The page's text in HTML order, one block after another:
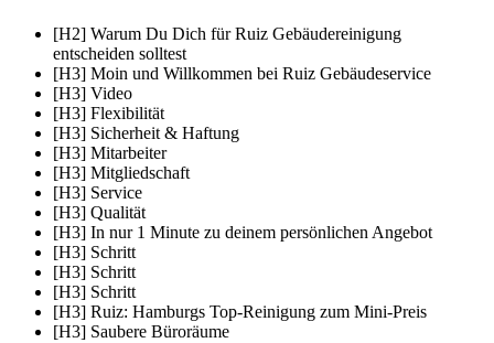
[H2] Warum Du Dich für Ruiz Gebäudereinigung
entscheiden solltest
[H3] Moin und Willkommen bei Ruiz Gebäudeservice
[H3] Video
[H3] Flexibilität
[H3] Sicherheit & Haftung
[H3] Mitarbeiter
[H3] Mitgliedschaft
[H3] Service
[H3] Qualität
[H3] In nur 1 Minute zu deinem persönlichen Angebot
[H3] Schritt
[H3] Schritt
[H3] Schritt
[H3] Ruiz: Hamburgs Top-Reinigung zum Mini-Preis
[H3] Saubere Büroräume